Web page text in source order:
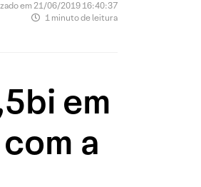
em 21/06/2019 16:40:37
1 minuto de leitura
em
a